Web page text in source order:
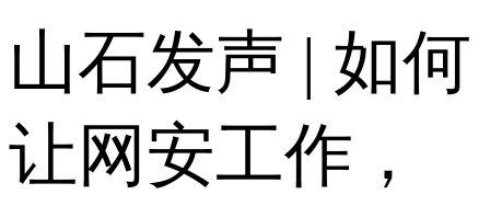
山石发声 | 如何
让网安工作，